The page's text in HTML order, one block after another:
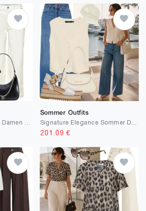
Sommer Outfits
201.09 €